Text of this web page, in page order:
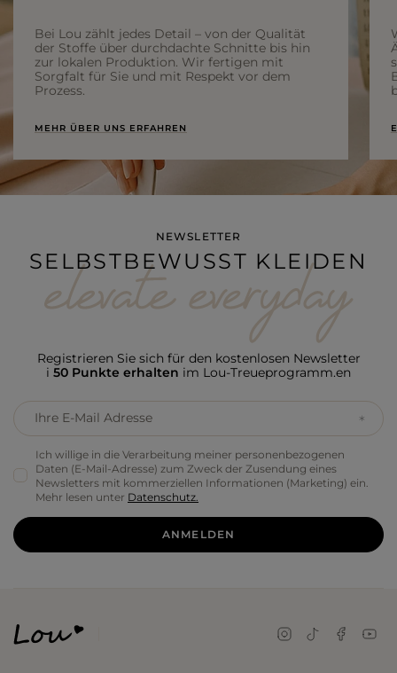
Bei Lou zählt jedes Detail – von der Qualität
der Stoffe über durchdachte Schnitte bis hin
zur lokalen Produktion. Wir fertigen mit
Sorgfalt für Sie und mit Respekt vor dem
Prozess.
MEHR ÜBER UNS ERFAHREN
NEWSLETTER
SELBSTBEWUSST KLEIDEN
Registrieren Sie sich für den kostenlosen Newsletter
i 50 Punkte erhalten im Lou-Treueprogramm.en
Ihre E-Mail Adresse
Ich willige in die Verarbeitung meiner personenbezogenen
Daten (E-Mail-Adresse) zum Zweck der Zusendung eines
Newsletters mit kommerziellen Informationen (Marketing) ein.
Mehr lesen unter Datenschutz.
ANMELDEN